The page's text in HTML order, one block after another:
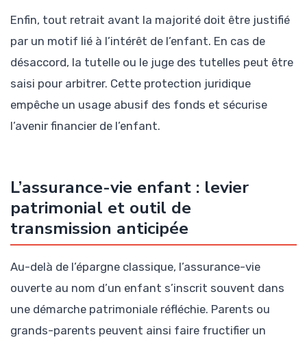
Enfin, tout retrait avant la majorité doit être justifié
par un motif lié à l’intérêt de l’enfant. En cas de
désaccord, la tutelle ou le juge des tutelles peut être
saisi pour arbitrer. Cette protection juridique
empêche un usage abusif des fonds et sécurise
l’avenir financier de l’enfant.
L’assurance-vie enfant : levier
patrimonial et outil de
transmission anticipée
Au-delà de l’épargne classique, l’assurance-vie
ouverte au nom d’un enfant s’inscrit souvent dans
une démarche patrimoniale réfléchie. Parents ou
grands-parents peuvent ainsi faire fructifier un